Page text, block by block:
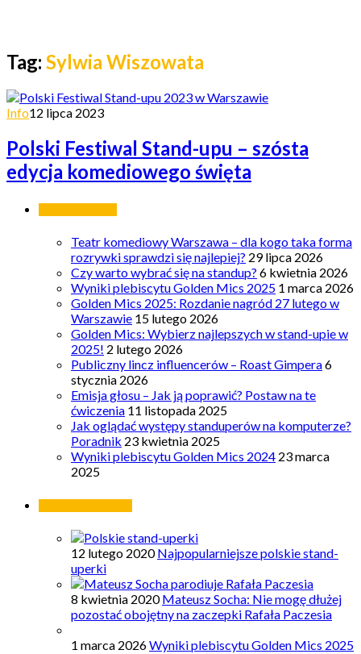
Tag: Sylwia Wiszowata
Info12 lipca 2023
Polski Festiwal Stand-upu – szósta
edycja komediowego święta
Teatr komediowy Warszawa – dla kogo taka forma
rozrywki sprawdzi się najlepiej? 29 lipca 2026
Czy warto wybrać się na standup? 6 kwietnia 2026
Wyniki plebiscytu Golden Mics 2025 1 marca 2026
Golden Mics 2025: Rozdanie nagród 27 lutego w
Warszawie 15 lutego 2026
Golden Mics: Wybierz najlepszych w stand-upie w
2025! 2 lutego 2026
Publiczny lincz influencerów – Roast Gimpera6
stycznia 2026
Emisja głosu – Jak ją poprawić? Postaw na te
ćwiczenia 11 listopada 2025
Jak oglądać występy standuperów na komputerze?
Poradnik 23 kwietnia 2025
Wyniki plebiscytu Golden Mics 2024 23 marca
2025
12 lutego 2020 Najpopularniejsze polskie stand-
uperki
8 kwietnia 2020 Mateusz Socha: Nie mogę dłużej
pozostać obojętny na zaczepki Rafała Paczesia
1 marca 2026Wyniki plebiscytu Golden Mics 2025